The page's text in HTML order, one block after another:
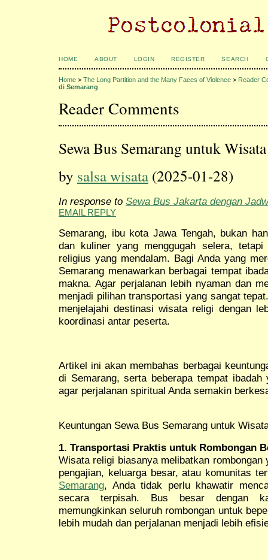
HOME ABOUT LOGIN REGISTER SEARCH
Home > The Long Partition and the Many Faces of Violence > Reader
di Semarang
Reader Comments
Sewa Bus Semarang untuk
by salsa wisata (2025-01-28)
In response to Sewa Bus Jakarta dengan
EMAIL REPLY
Semarang, ibu kota Jawa Tengah, bukan
dan kuliner yang menggugah selera,
religius yang mendalam. Bagi Anda yang
Semarang menawarkan berbagai tempat
makna. Agar perjalanan lebih nyaman dan
menjadi pilihan transportasi yang sangat
menjelajahi destinasi wisata religi dengan
koordinasi antar peserta.
Artikel ini akan membahas berbagai
di Semarang, serta beberapa tempat
agar perjalanan spiritual Anda semakin
Keuntungan Sewa Bus Semarang untuk
1. Transportasi Praktis untuk Rombongan
Wisata religi biasanya melibatkan
pengajian, keluarga besar, atau komunitas
Semarang, Anda tidak perlu khawatir
secara terpisah. Bus besar dengan
memungkinkan seluruh rombongan untuk
lebih mudah dan perjalanan menjadi lebih